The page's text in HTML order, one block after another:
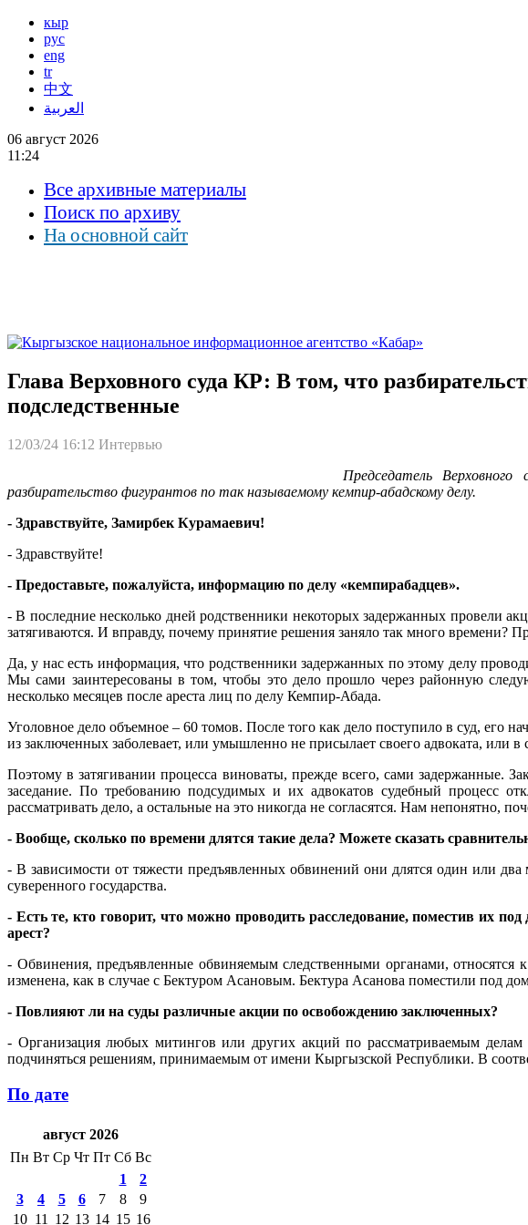
кыр
рус
eng
tr
中文
العربية
06 август 2026
11:24
Все архивные материалы
Поиск по архиву
На основной сайт
Глава Верховного суда КР: В том, что
подследственные
12/03/24 16:12 Интервью
Председатель
разбирательство фигурантов по так называемому кемпир-абадскому делу.
- Здравствуйте, Замирбек Курамаевич!
- Здравствуйте!
- Предоставьте, пожалуйста, информацию по делу «кемпирабадцев».
- В последние несколько дней родственники некоторых задержанных провели
затягиваются. И вправду, почему принятие решения заняло так много времени?
Да, у нас есть информация, что родственники задержанных по этому делу
Мы сами заинтересованы в том, чтобы это дело прошло через районную
несколько месяцев после ареста лиц по делу Кемпир-Абада.
Уголовное дело объемное – 60 томов. После того как дело поступило в суд, его
из заключенных заболевает, или умышленно не присылает своего адвоката, или
Поэтому в затягивании процесса виноваты, прежде всего, сами задержанные.
заседание. По требованию подсудимых и их адвокатов судебный процесс
рассматривать дело, а остальные на это никогда не согласятся. Нам непонятно,
- Вообще, сколько по времени длятся такие дела? Можете сказать
- В зависимости от тяжести предъявленных обвинений они длятся один или
суверенного государства.
- Есть те, кто говорит, что можно проводить расследование, поместив их
арест?
- Обвинения, предъявленные обвиняемым следственными органами, относятся
изменена, как в случае с Бектуром Асановым. Бектура Асанова поместили под
- Повлияют ли на суды различные акции по освобождению заключенных?
- Организация любых митингов или других акций по рассматриваемым делам
подчиняться решениям, принимаемым от имени Кыргызской Республики. В
По дате
август 2026
Пн Вт Ср Чт Пт Сб Вс
1
2
3
4 5 6 7 8
9
10 11 12 13 14 15 16